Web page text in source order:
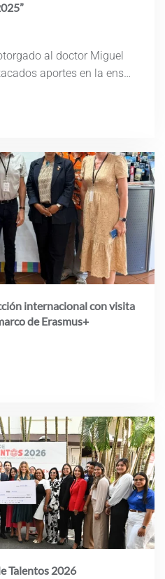
al doctor Miguel
aportes en la ens…
internacional con visita
de Erasmus+
Talentos 2026